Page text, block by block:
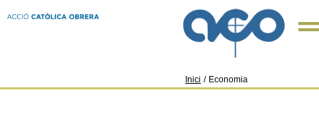
Inici / Economia